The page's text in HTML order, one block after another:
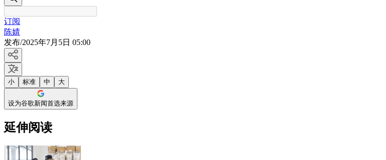
订阅
陈婧
发布/2025年7月5日 05:00
小 标准 中 大
设为谷歌新闻首选来源
延伸阅读